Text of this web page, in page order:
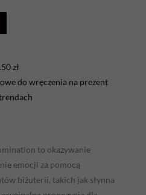
zł
do wręczenia na prezent
to okazywanie
emocji za pomocą
biżuterii, takich jak słynna